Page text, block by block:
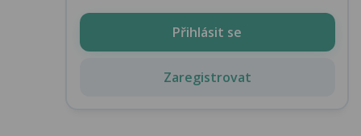
Přihlásit se
Zaregistrovat